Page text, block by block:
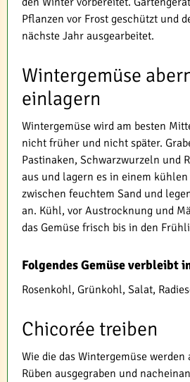
Pflanzen vor Frost geschützt und
nächste Jahr ausgearbeitet.
Wintergemüse
einlagern
Wintergemüse wird am besten
nicht früher und nicht später.
Pastinaken, Schwarzwurzeln und
aus und lagern es in einem
zwischen feuchtem Sand und
an. Kühl, vor Austrocknung und
das Gemüse frisch bis in den
Folgendes Gemüse verbleibt
Rosenkohl, Grünkohl, Salat,
Chicorée treiben
Wie die das Wintergemüse
Rüben ausgegraben und